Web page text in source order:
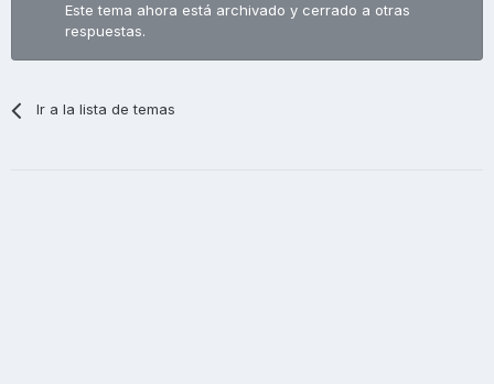
Este tema ahora está archivado y cerrado a otras
respuestas.
Ir a la lista de temas